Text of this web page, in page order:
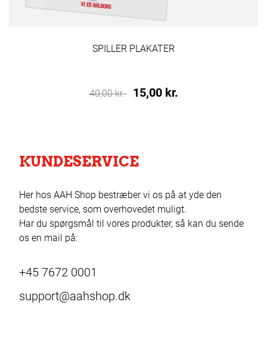
SPILLER PLAKATER
40,00 kr. 15,00 kr.
KUNDESERVICE
Her hos AAH Shop bestræber vi os på at yde den
bedste service, som overhovedet muligt.
Har du spørgsmål til vores produkter, så kan du sende
os en mail på:
+45 7672 0001
support@aahshop.dk